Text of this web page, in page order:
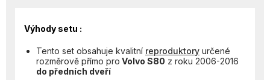
Výhody setu :
Tento set obsahuje kvalitní reproduktory určené
rozměrově přímo pro Volvo S80 z roku 2006-2016
do předních dveří